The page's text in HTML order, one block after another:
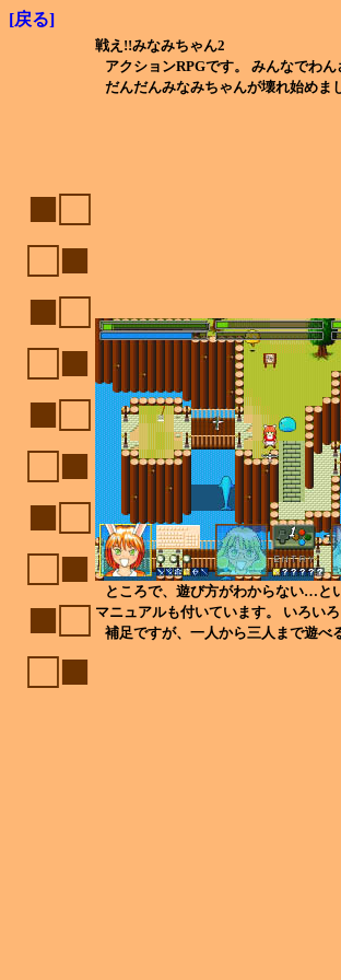
[戻る]
■□
□■
■□
□■
■□
□■
■□
□■
■□
□■
戦え!!みなみちゃん2
アクションRPGです。 みんなでわ
だんだんみなみちゃんが壊れ始めま
ところで、遊び方がわからない…と
マニュアルも付いています。 いろい
補足ですが、一人から三人まで遊べ